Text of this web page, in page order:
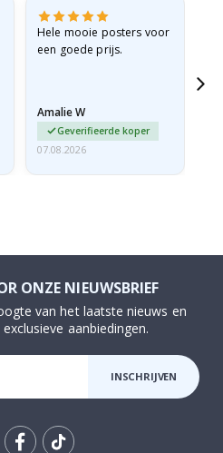
Hele mooie posters voor
een goede prijs.
Amalie W
Geverifieerde koper
07.08.2026
ONZE NIEUWSBRIEF
van het laatste nieuws en
aanbiedingen.
INSCHRIJVEN